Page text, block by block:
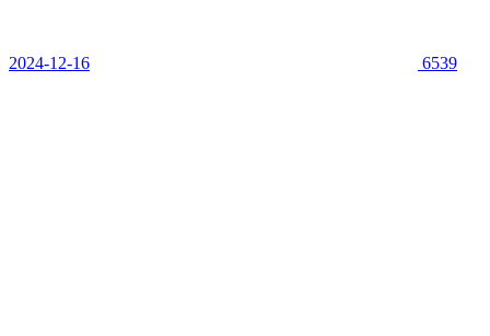
2024-12-16 6539